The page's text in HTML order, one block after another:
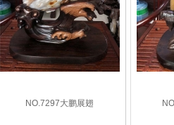
NO.7297大鹏展翅